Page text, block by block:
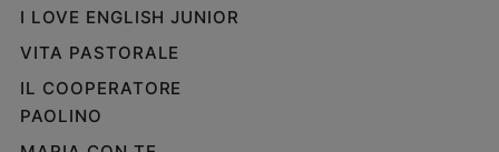
I LOVE ENGLISH JUNIOR
VITA PASTORALE
IL COOPERATORE
PAOLINO